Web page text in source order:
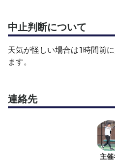
中止判断について
天気が怪しい場合は1時間前
ます。
連絡先
主催